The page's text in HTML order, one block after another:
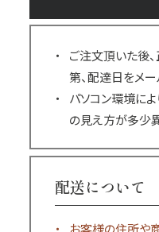
ご注文頂いた後
第、配達日をメー
パソコン環境に
の見え方が多少
配送について
お客様の住所や